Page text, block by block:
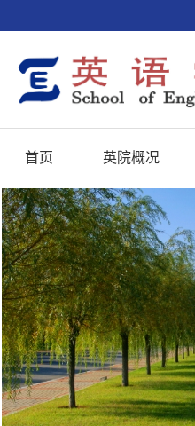
首页 英院概况